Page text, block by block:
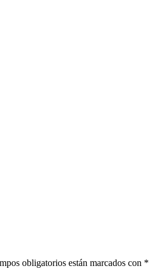
obligatorios están marcados con *